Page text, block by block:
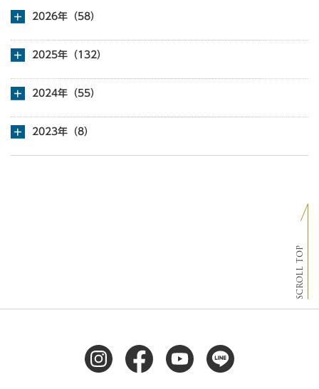
2026年（58）
2025年（132）
2024年（55）
2023年（8）
SCROLL TOP